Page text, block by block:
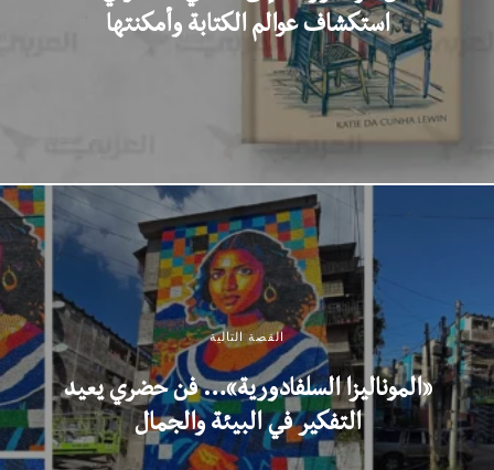
استكشاف عوالم الكتابة وأمكنتها
القصة التالية
«الموناليزا السلفادورية»… فن حضري يعيد
التفكير في البيئة والجمال